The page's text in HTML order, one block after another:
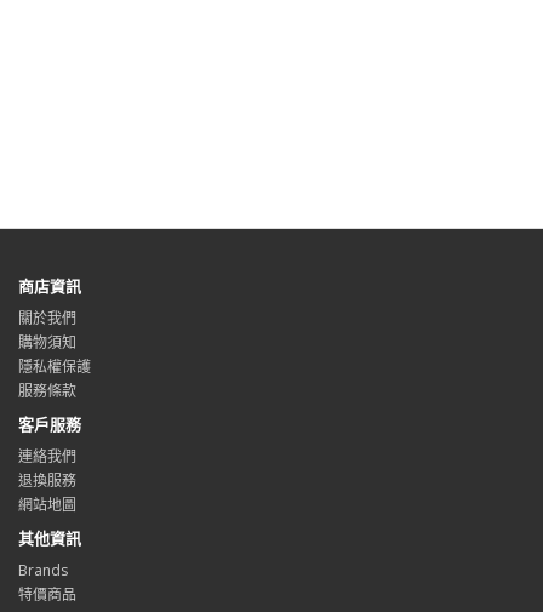
商店資訊
關於我們
購物須知
隱私權保護
服務條款
客戶服務
連絡我們
退換服務
網站地圖
其他資訊
Brands
特價商品